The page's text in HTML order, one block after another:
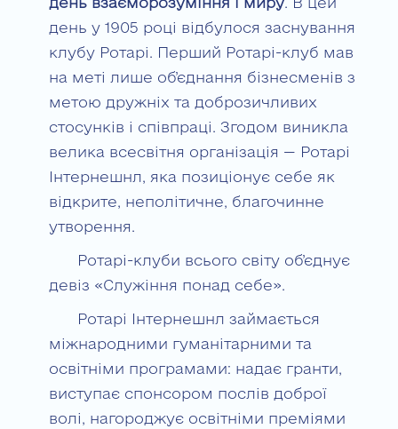
день у 1905 році відбулося заснування
клубу Ротарі. Перший Ротарі-клуб мав
на меті лише об’єднання бізнесменів з
метою дружніх та доброзичливих
стосунків і співпраці. Згодом виникла
велика всесвітня організація — Ротарі
Інтернешнл, яка позиціонує себе як
відкрите, неполітичне, благочинне
утворення.
Ротарі-клуби всього світу об’єднує
девіз «Служіння понад себе».
Ротарі Інтернешнл займається
міжнародними гуманітарними та
освітніми програмами: надає гранти,
виступає спонсором послів доброї
волі, нагороджує освітніми преміями